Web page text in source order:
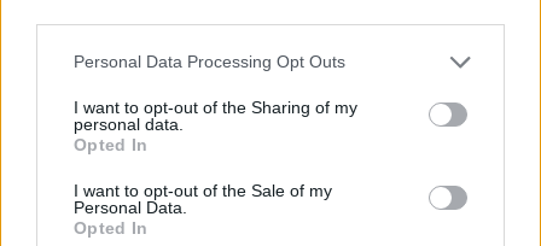
Personal Data Processing Opt Outs
I want to opt-out of the Sharing of my
personal data.
Opted In
I want to opt-out of the Sale of my
Personal Data.
Opted In
Facebook Twitter
ARTICOLO PRECEDENTE